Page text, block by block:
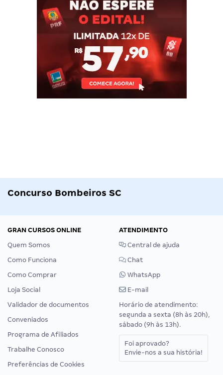
Concurso Bombeiros SC
GRAN CURSOS ONLINE
Quem Somos
Como Funciona
Como Comprar
Loja Social
Validador de documentos
Conveniados
Programa de Afiliados
Trabalhe Conosco
Preferências de Cookies
ATENDIMENTO
Central de ajuda
Chat
WhatsApp
E-mail
Horário de atendimento:
segunda a sexta (8h às 20h),
sábado (9h às 13h).
Foi aprovado?
Envie-nos a sua história!